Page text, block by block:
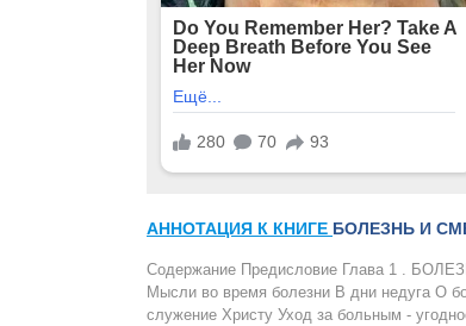
АННОТАЦИЯ К КНИГЕ БОЛЕЗНЬ И
Содержание Предисловие Глава 1 .
Мысли во время болезни В дни недуга О
служение Христу Уход за больным -